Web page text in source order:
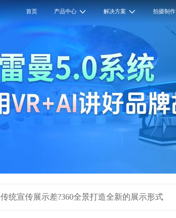
首页 产品中心 解决方案 拍摄制作
传统宣传展示差?360全景打造全新的展示形式